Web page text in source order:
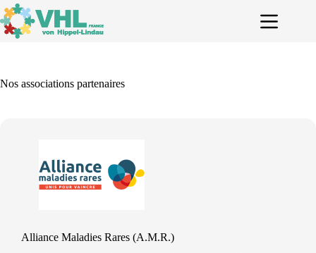
Passer
au
contenu
Nos associations partenaires
Alliance Maladies Rares (A.M.R.)